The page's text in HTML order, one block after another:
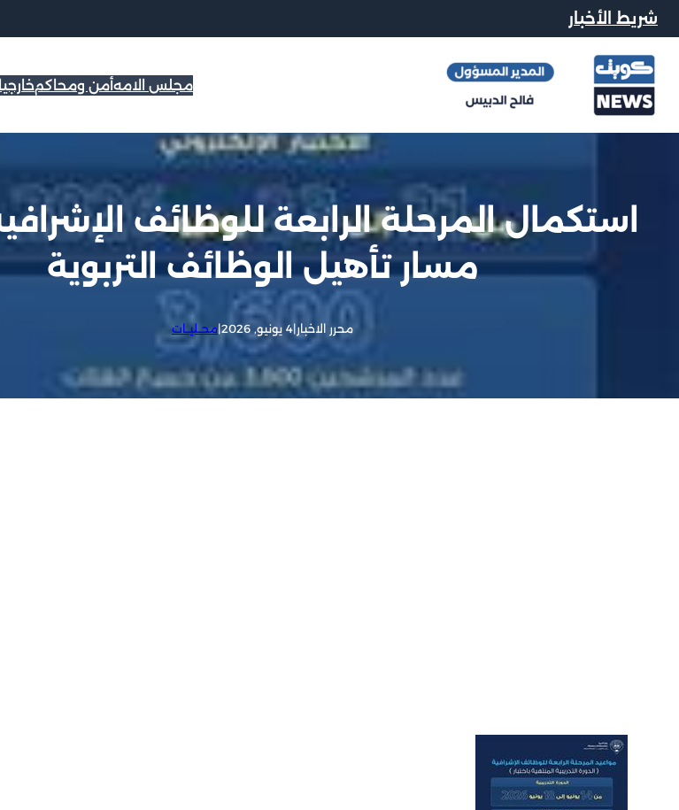
شريط الأخبار
مجلس الامهأمن ومحاكم
استكمال المرحلة الرابعة للوظائف
مسار تأهيل الوظائف التربوية
محرر الاخبار|4 يونيو, 2026 |محــليــات